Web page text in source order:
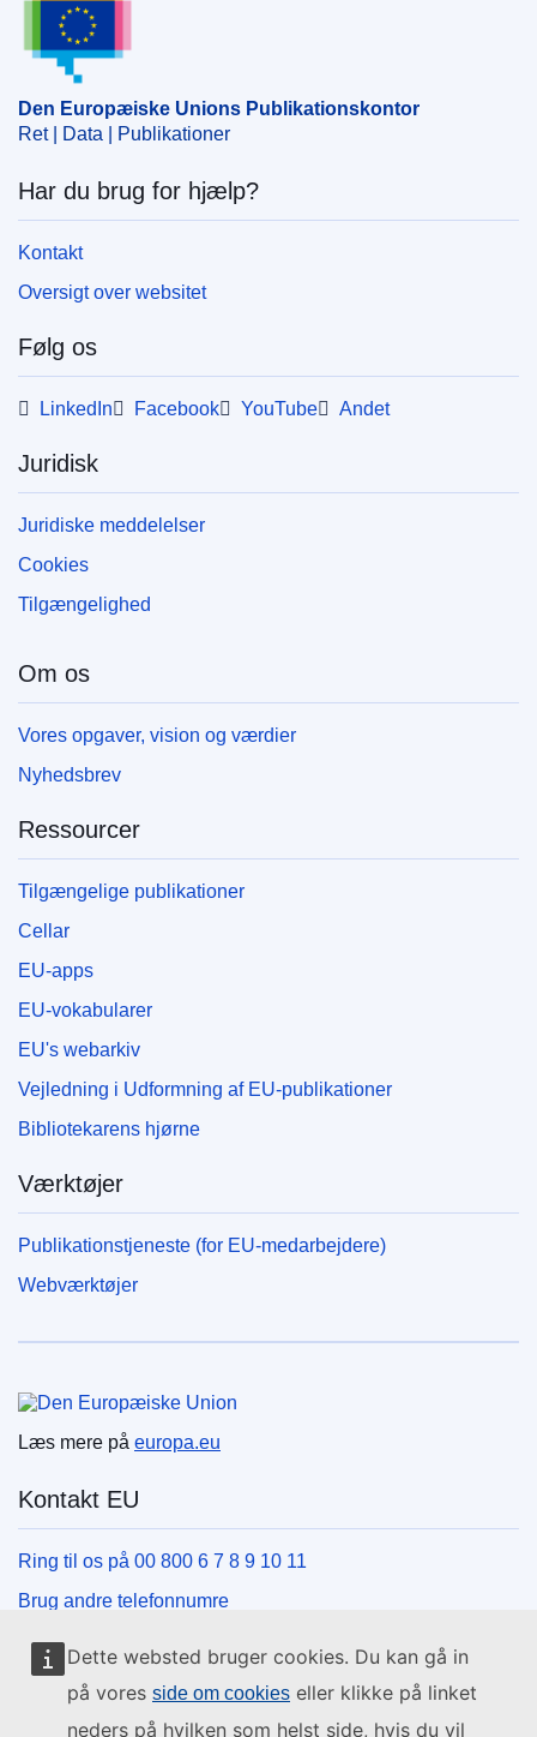
Dette websted bruger cookies. Du kan gå in
på vores side om cookies eller klikke på linket
neders på hvilken som helst side, hvis du vil
Den Europæiske Unions Publikationskontor
Ret | Data | Publikationer
Har du brug for hjælp?
Kontakt
Oversigt over websitet
Følg os
LinkedIn Facebook YouTube Andet
Juridisk
Juridiske meddelelser
Cookies
Tilgængelighed
Om os
Vores opgaver, vision og værdier
Nyhedsbrev
Ressourcer
Tilgængelige publikationer
Cellar
EU-apps
EU-vokabularer
EU's webarkiv
Vejledning i Udformning af EU-publikationer
Bibliotekarens hjørne
Værktøjer
Publikationstjeneste (for EU-medarbejdere)
Webværktøjer
Læs mere på europa.eu
Kontakt EU
Ring til os på 00 800 6 7 8 9 10 11
Brug andre telefonnumre
Skriv til os via vores kontaktformular
Mød os på et af EU-centrene